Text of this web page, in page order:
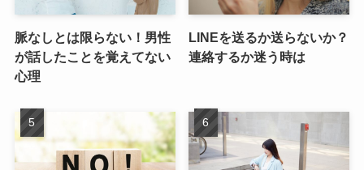
脈なしとは限らない！男性
が話したことを覚えてない
心理
LINEを送るか送らないか？
連絡するか迷う時は